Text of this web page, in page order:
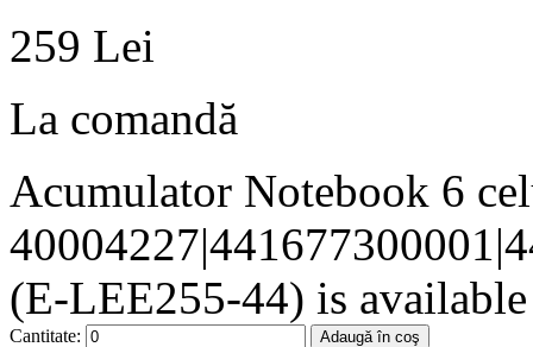
259 Lei
La comandă
Acumulator Notebook 6
(E-LEE255-44) is
Cantitate: Adaugă în coş